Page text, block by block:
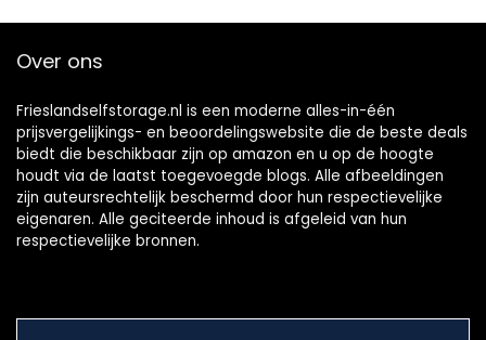
Over ons
Frieslandselfstorage.nl is een moderne alles-in-één
prijsvergelijkings- en beoordelingswebsite die de beste deals
biedt die beschikbaar zijn op amazon en u op de hoogte
houdt via de laatst toegevoegde blogs. Alle afbeeldingen
zijn auteursrechtelijk beschermd door hun respectievelijke
eigenaren. Alle geciteerde inhoud is afgeleid van hun
respectievelijke bronnen.